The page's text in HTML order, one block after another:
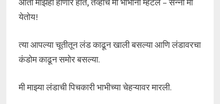
येतोय!
त्या आपल्या चूतीतून लंड काढून खाली बसल्या आणि लंडावरचा
कंडोम काढून समोर बसल्या.
मी माझ्या लंडाची पिचकारी भाभीच्या चेहऱ्यावर मारली.